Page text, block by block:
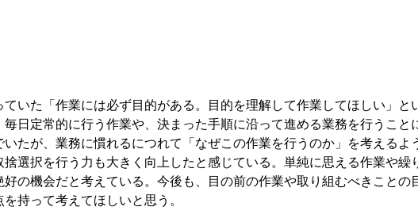
いた「作業には必ず目的がある。目的を理解して作業してほしい」と
日定常的に行う作業や、決まった手順に沿って進める業務を行うこ
たが、業務に慣れるにつれて「なぜこの作業を行うのか」を考えるよ
選択を行う力も大きく向上したと感じている。単純に思える作業や
の機会だと考えている。今後も、目の前の作業や取り組むべきことの
持って考えてほしいと思う。